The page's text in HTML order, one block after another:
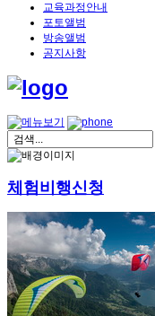
교육과정안내
포토앨범
방송앨범
공지사항
체험비행신청